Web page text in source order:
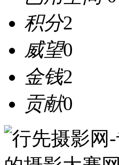
积分2
威望0
金钱2
贡献0